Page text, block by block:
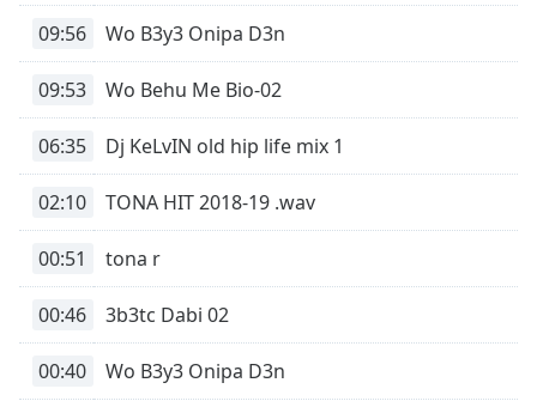
behind
LIVE
Time-
Rate
Chapters
Descriptions
09:56 Wo B3y3 Onipa D3n
09:53 Wo Behu Me Bio-02
06:35 Dj KeLvIN old hip life mix 1
02:10 TONA HIT 2018-19 .wav
00:51 tona r
00:46 3b3tc Dabi 02
00:40 Wo B3y3 Onipa D3n